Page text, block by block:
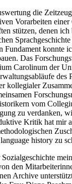
die
Vorarbeiten einer
stützen, denen ich
Fundament konnte
Das
Carolinum der
des
kollegialer
vom
zu verdanken,
Kritik hat mir
history zu
den
Archive